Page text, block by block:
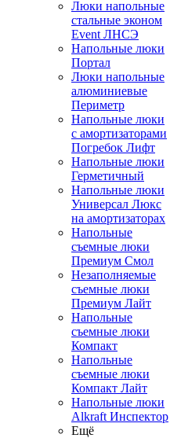
Люки напольные
стальные эконом
Event ЛНСЭ
Напольные люки
Портал
Люки напольные
алюминиевые
Периметр
Напольные люки
с амортизаторами
Погребок Лифт
Напольные люки
Герметичный
Напольные люки
Универсал Люкс
на амортизаторах
Напольные
съемные люки
Премиум Смол
Незаполняемые
съемные люки
Премиум Лайт
Напольные
съемные люки
Компакт
Напольные
съемные люки
Компакт Лайт
Напольные люки
Alkraft Инспектор
Ещё